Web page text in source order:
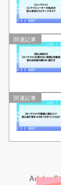
関連記事
関連記事
Adobe